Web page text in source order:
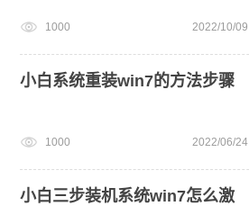
1000 2022/10/09
小白系统重装win7的方法步骤
1000 2022/06/24
小白三步装机系统win7怎么激